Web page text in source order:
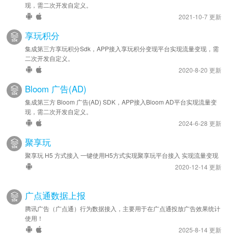
现，需二次开发自定义。
2021-10-7 更新
享玩积分
集成第三方享玩积分Sdk，APP接入享玩积分变现平台实现流量变现，需
二次开发自定义。
2020-8-20 更新
Bloom 广告(AD)
集成第三方 Bloom 广告(AD) SDK，APP接入Bloom AD平台实现流量变
现，需二次开发自定义。
2024-6-28 更新
聚享玩
聚享玩 H5 方式接入 一键使用H5方式实现聚享玩平台接入 实现流量变现
2020-12-14 更新
广点通数据上报
腾讯广告（广点通）行为数据接入，主要用于在广点通投放广告效果统计
使用！
2025-8-14 更新